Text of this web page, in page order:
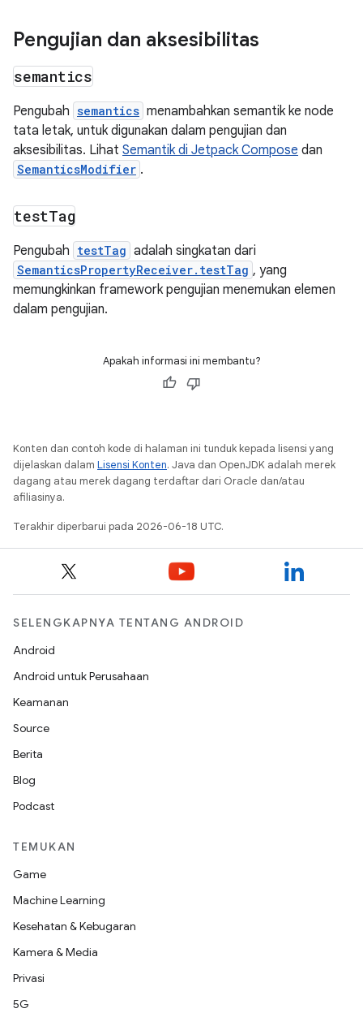
Pengujian dan aksesibilitas
semantics
Pengubah semantics menambahkan semantik ke node
tata letak, untuk digunakan dalam pengujian dan
aksesibilitas. Lihat Semantik di Jetpack Compose dan
SemanticsModifier .
testTag
Pengubah testTag adalah singkatan dari
SemanticsPropertyReceiver.testTag , yang
memungkinkan framework pengujian menemukan elemen
dalam pengujian.
Apakah informasi ini membantu?
Konten dan contoh kode di halaman ini tunduk kepada lisensi yang
dijelaskan dalam Lisensi Konten. Java dan OpenJDK adalah merek
dagang atau merek dagang terdaftar dari Oracle dan/atau
afiliasinya.
Terakhir diperbarui pada 2026-06-18 UTC.
SELENGKAPNYA TENTANG ANDROID
Android
Android untuk Perusahaan
Keamanan
Source
Berita
Blog
Podcast
TEMUKAN
Game
Machine Learning
Kesehatan & Kebugaran
Kamera & Media
Privasi
5G